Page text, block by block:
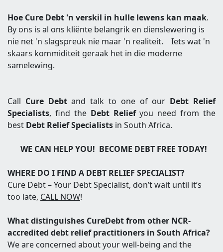
Hoe Cure Debt 'n verskil in hulle lewens kan maak.
By ons is al ons kliënte belangrik en dienslewering is
nie net 'n slagspreuk nie maar 'n realiteit. Iets wat 'n
skaars kommiditeit geraak het in die moderne
samelewing.
Call Cure Debtand talk to one of our Debt Relief
Specialists, find the Debt Reliefyou need from the
best Debt Relief Specialists in South Africa.
WE CAN HELP YOU! BECOME DEBT FREE TODAY!
WHERE DO I FIND A DEBT RELIEF SPECIALIST?
Cure Debt – Your Debt Specialist, don’t wait until it’s
too late, CALL NOW!
What distinguishes CureDebt from other NCR-
accredited debt relief practitioners in South Africa?
We are concerned about your well-being and the